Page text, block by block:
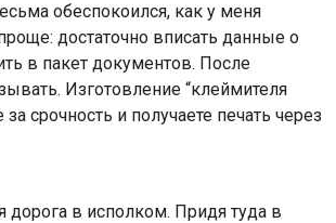
обеспокоился, как у меня
достаточно вписать данные о
в пакет документов. После
Изготовление “клеймителя
срочность и получаете печать через
в исполком. Придя туда в